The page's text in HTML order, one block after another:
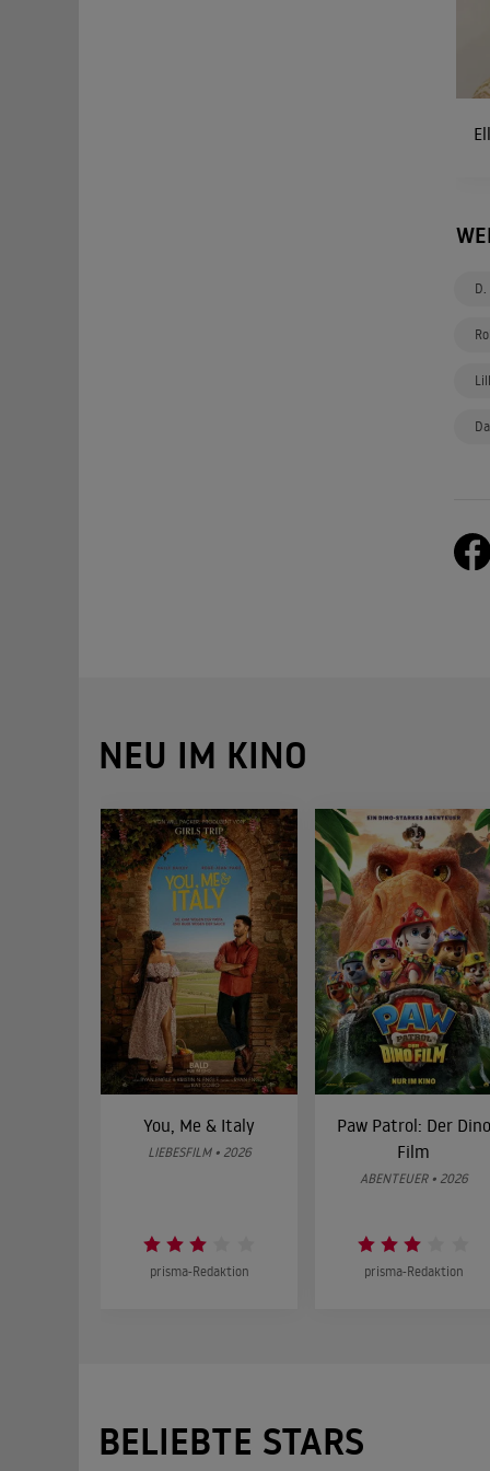
NEU IM KINO
You, Me & Italy
LIEBESFILM • 2026
prisma-Redaktion
Paw Patrol: Der Dino
Film
ABENTEUER • 2026
prisma-Redaktion
BELIEBTE STARS